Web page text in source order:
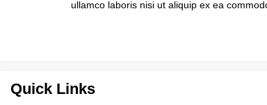
ullamco laboris nisi ut aliquip ex ea
Quick Links